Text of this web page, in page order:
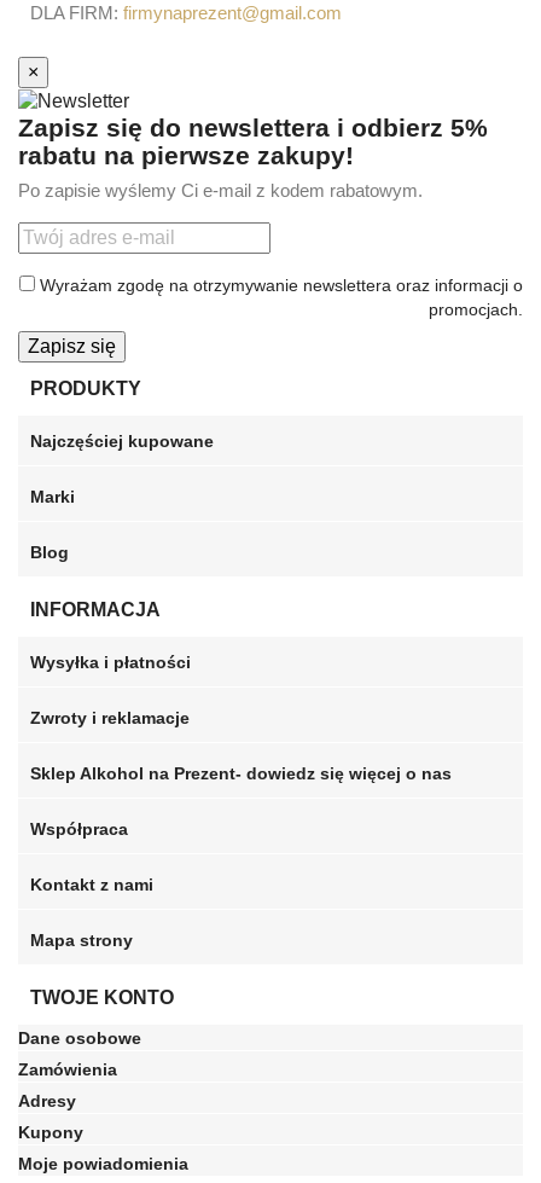
DLA FIRM: firmynaprezent@gmail.com
×
Zapisz się do newslettera i odbierz 5%
rabatu na pierwsze zakupy!
Po zapisie wyślemy Ci e-mail z kodem rabatowym.
Wyrażam zgodę na otrzymywanie newslettera oraz informacji o
promocjach.
Zapisz się
PRODUKTY
Najczęściej kupowane
Marki
Blog
INFORMACJA
Wysyłka i płatności
Zwroty i reklamacje
Sklep Alkohol na Prezent- dowiedz się więcej o nas
Współpraca
Kontakt z nami
Mapa strony
TWOJE KONTO
Dane osobowe
Zamówienia
Adresy
Kupony
Moje powiadomienia